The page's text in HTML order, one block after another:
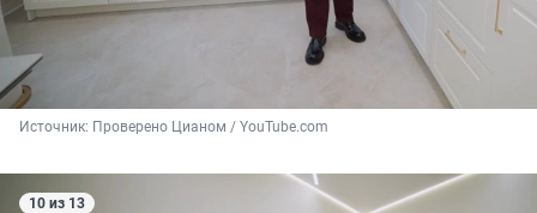
Источник: Проверено Цианом / YouTube.com
10 из 13